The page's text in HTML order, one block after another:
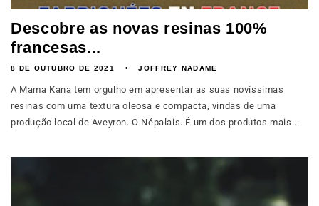
Descobre as novas resinas 100%
francesas...
8 DE OUTUBRO DE 2021 JOFFREY NADAME
A Mama Kana tem orgulho em apresentar as suas novíssimas
resinas com uma textura oleosa e compacta, vindas de uma
produção local de Aveyron. O Népalais. É um dos produtos mais...